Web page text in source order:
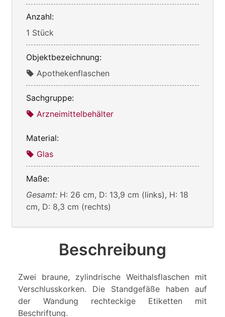
Anzahl:
1 Stück
Objektbezeichnung:
Apothekenflaschen
Sachgruppe:
Arzneimittelbehälter
Material:
Glas
Maße:
Gesamt: H: 26 cm, D: 13,9 cm (links), H: 18
cm, D: 8,3 cm (rechts)
Beschreibung
Zwei braune, zylindrische Weithalsflaschen mit
Verschlusskorken. Die Standgefäße haben auf
der Wandung rechteckige Etiketten mit
Beschriftung.